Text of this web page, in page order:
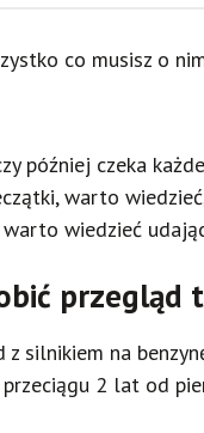
później czeka
warto
wiedzieć
przegląd
z silnikiem na
2 lat od